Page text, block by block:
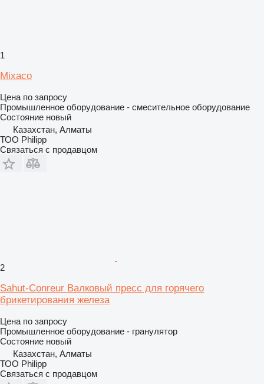
1
Mixaco
Цена по запросу
Промышленное оборудование - смесительное оборудование
Состояние новый
Казахстан, Алматы
ТОО Philipp
Связаться с продавцом
2
Sahut-Conreur Валковый пресс для горячего
брикетирования железа
Цена по запросу
Промышленное оборудование - гранулятор
Состояние новый
Казахстан, Алматы
ТОО Philipp
Связаться с продавцом